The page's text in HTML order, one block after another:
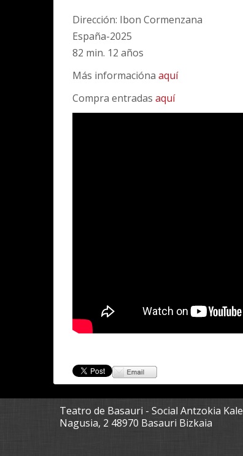
Dirección: Ibon Cormenzana
España-2025
82 min. 12 años
Más informacióna aquí
Compra entradas aquí
Teatro de Basauri - Social Antzokia Kale
Nagusia, 2 48970 Basauri Bizkaia